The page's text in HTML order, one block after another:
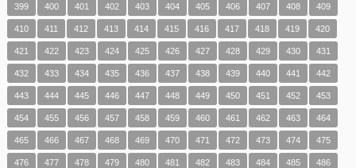
399 400 401 402 403 404 405 406 407 408 409
410 411 412 413 414 415 416 417 418 419 420
421 422 423 424 425 426 427 428 429 430 431
432 433 434 435 436 437 438 439 440 441 442
443 444 445 446 447 448 449 450 451 452 453
454 455 456 457 458 459 460 461 462 463 464
465 466 467 468 469 470 471 472 473 474 475
476 477 478 479 480 481 482 483 484 485 486